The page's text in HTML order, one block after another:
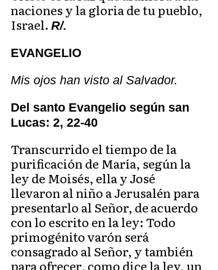
naciones y la gloria de tu pueblo,
Israel.R/.
EVANGELIO
Mis ojos han visto al Salvador.
Del santo Evangelio según san
Lucas: 2, 22-40
Transcurrido el tiempo de la
purificación de María, según la
ley de Moisés, ella y José
llevaron al niño a Jerusalén para
presentarlo al Señor, de acuerdo
con lo escrito en la ley: Todo
primogénito varón será
consagrado al Señor, y también
para ofrecer, como dice la ley, un